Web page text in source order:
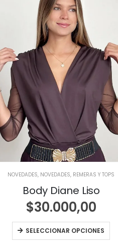
NOVEDADES, NOVEDADES, REMERAS Y TOPS
Body Diane Liso
$30.000,00
SELECCIONAR OPCIONES